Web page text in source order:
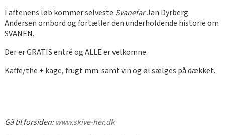
I aftenens løb kommer selveste SvanefarJan Dyrberg
Andersen ombord og fortæller den underholdende historie om
SVANEN.
Der er GRATIS entré og ALLE er velkomne.
Kaffe/the + kage, frugt mm. samt vin og øl sælges på dækket.
Gå til forsiden:www.skive-her.dk